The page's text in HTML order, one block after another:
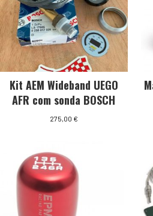
Kit AEM Wideband UEGO
AFR com sonda BOSCH
275,00 €